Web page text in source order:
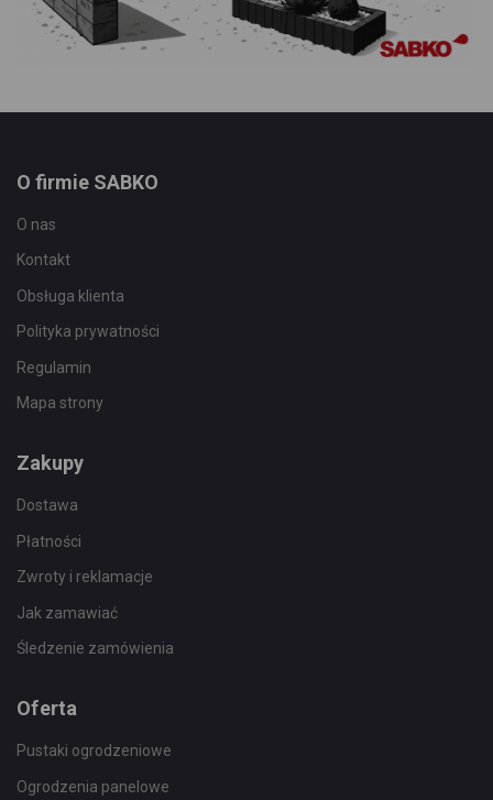
O firmie SABKO
O nas
Kontakt
Obsługa klienta
Polityka prywatności
Regulamin
Mapa strony
Zakupy
Dostawa
Płatności
Zwroty i reklamacje
Jak zamawiać
Śledzenie zamówienia
Oferta
Pustaki ogrodzeniowe
Ogrodzenia panelowe